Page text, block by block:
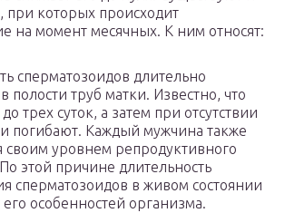
которых происходит
на момент месячных. К ним относят:
сперматозоидов длительно
полости труб матки. Известно, что
трех суток, а затем при отсутствии
погибают. Каждый мужчина также
своим уровнем репродуктивного
этой причине длительность
сперматозоидов в живом состоянии
его особенностей организма.